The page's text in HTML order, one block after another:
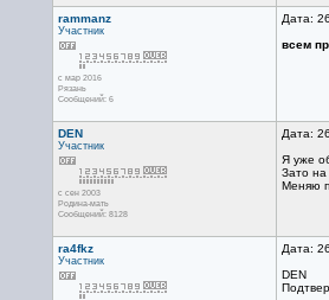
rammanz
Участник
с мар 2016
Рязань
Сообщений: 6
Дата:
всем
DEN
Участник
с сен 2003
Родина-мать
Сообщений: 8128
Дата:
Я уже
Зато
Меняю
ra4fkz
Участник
Дата:
DEN